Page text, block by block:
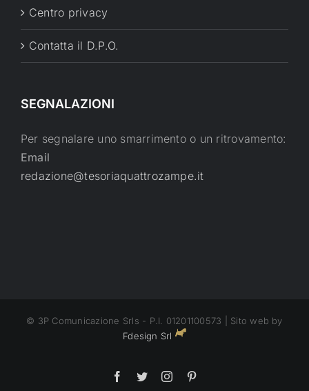
Centro privacy
Contatta il D.P.O.
SEGNALAZIONI
Per segnalare uno smarrimento o un ritrovamento:
Email
redazione@tesoriaquattrozampe.it
© 3P Comunicazione Srls - P.I. 01201100573 | Sito web by
Fdesign Srl
Facebook
TwitterInstagram